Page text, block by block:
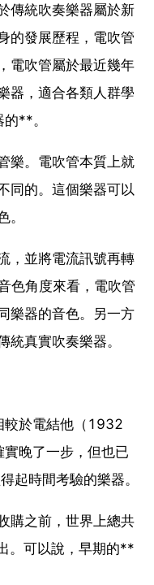
傳統吹奏樂器屬於新
的發展歷程，電吹管
電吹管屬於最近幾年
器，適合各類人群學
**。
樂。電吹管本質上就
同的。這個樂器可以
。
，並將電流訊號再轉
色角度來看，電吹管
樂器的音色。另一方
統真實吹奏樂器。
較於電結他（1932
晚了一步，但也已
起時間考驗的樂器。
購之前，世界上總共
。可以說，早期的**